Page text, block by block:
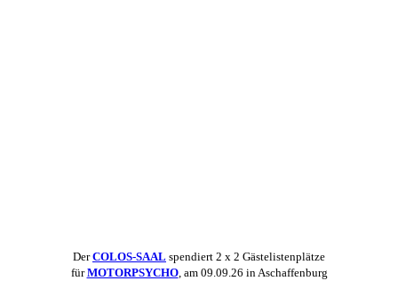
DerCOLOS-SAAL spendiert 2 x 2 Gästelistenplätze
fürMOTORPSYCHO, am 09.09.26 in Aschaffenburg